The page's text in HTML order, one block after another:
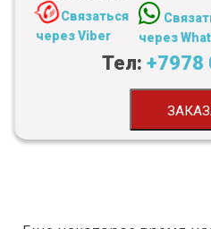
Связаться
через Viber
через
Тел: +7978